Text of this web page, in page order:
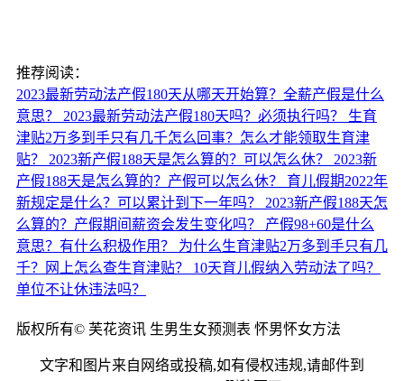
推荐阅读：
2023最新劳动法产假180天从哪天开始算？全薪产假是什么
意思？
2023最新劳动法产假180天吗？必须执行吗？
生育
津贴2万多到手只有几千怎么回事？怎么才能领取生育津
贴？
2023新产假188天是怎么算的？可以怎么休？
2023新
产假188天是怎么算的？产假可以怎么休？
育儿假期2022年
新规定是什么？可以累计到下一年吗？
2023新产假188天怎
么算的？产假期间薪资会发生变化吗？
产假98+60是什么
意思？有什么积极作用？
为什么生育津贴2万多到手只有几
千？网上怎么查生育津贴？
10天育儿假纳入劳动法了吗？
单位不让休违法吗？
版权所有© 芙花资讯 生男生女预测表 怀男怀女方法
文字和图片来自网络或投稿,如有侵权违规,请邮件到